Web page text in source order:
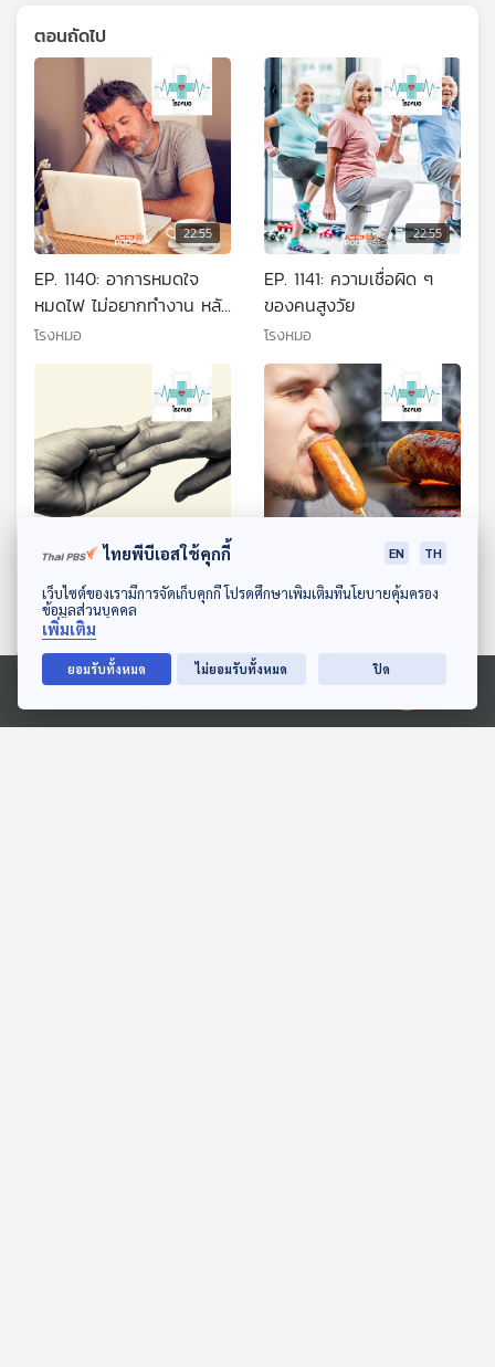
ดาวน์โหลด Thai PBS Podcast Application
Ⓒ 2020 องค์การกระจายเสียงและแพร่ภาพสาธารณะแห่งประเทศไทย
ตอนถัดไป
22:55
EP. 1140: อาการหมดใจ
หมดไฟ ไม่อยากทำงาน หลัง
วันหยุดหรือได้หยุดยาว
โรงหมอ
22:55
EP. 1141: ความเชื่อผิด ๆ
ของคนสูงวัย
โรงหมอ
22:55
EP. 1142: จากเป็น กับ จาก
ตาย ลาจากแบบไหนเจ็บกว่า
กัน ?
โรงหมอ
22:55
EP. 1143: อร่อย ลวง ตาย
จากสารกันบูด กินมากตาย
ตอนที่เกี่ยวข้อง
ไทยพีบีเอสใช้คุกกี้ EN TH
เว็บไซต์ของเรามีการจัดเก็บคุกกี้ โปรดศึกษาเพิ่มเติมที่นโยบายคุ้มครอง
ข้อมูลส่วนบุคคล
เพิ่มเติม
ยอมรับทั้งหมด ไม่ยอมรับทั้งหมด ปิด